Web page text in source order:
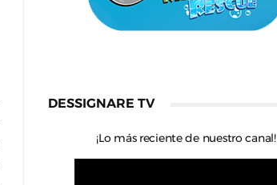
DESSIGNARE TV
¡Lo más reciente de nuestro canal!